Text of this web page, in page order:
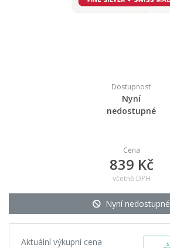
Dostupnost
Nyní
nedostupné
Cena
839 Kč
včetně DPH
Nyní nedostupné
Aktuální výkupní cena